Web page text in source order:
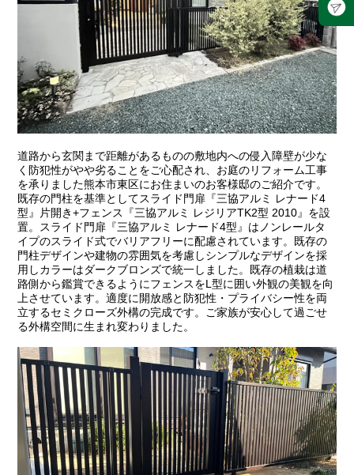
道路から玄関まで距離があるものの敷地内への侵入障壁が少な
く防犯性がやや劣ることをご心配され、お庭のリフォーム工事
を承りました熊本市東区にお住まいのお客様邸のご紹介です。
既存の門柱を基準としてスライド門扉『三協アルミ レナード4
型』片開き+フェンス『三協アルミ レジリアTK2型 2010』を設
置。スライド門扉『三協アルミ レナード4型』はノンレールタ
イプのスライド式でバリアフリーに配慮されています。既存の
門柱デザインや建物の雰囲気を考慮しシンプルなデザインを採
用しカラーはダークブロンズで統一しました。既存の植栽は道
路側から鑑賞できるようにフェンスをL型に囲い外観の美観を向
上させています。適度に開放感と防犯性・プライバシー性を両
立するセミクローズ外構の完成です。ご家族が安心して過ごせ
る外構空間に生まれ変わりました。